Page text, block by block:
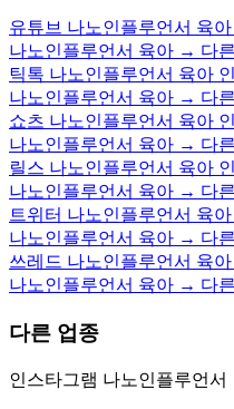
유튜브 나노인플루언서 육
나노인플루언서 육아 → 다
틱톡 나노인플루언서 육아
나노인플루언서 육아 → 다
쇼츠 나노인플루언서 육아
나노인플루언서 육아 → 다
릴스 나노인플루언서 육아
나노인플루언서 육아 → 다
트위터 나노인플루언서 육
나노인플루언서 육아 → 다
쓰레드 나노인플루언서 육
나노인플루언서 육아 → 다
다른 업종
인스타그램 나노인플루언